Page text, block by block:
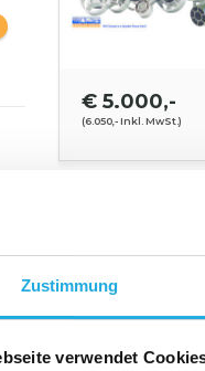
Zustimmung
verwendet
€ 5.000,-
(6.050,- Inkl. MwSt.)